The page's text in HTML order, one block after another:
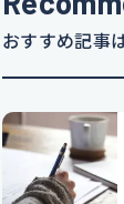
おすすめ記事